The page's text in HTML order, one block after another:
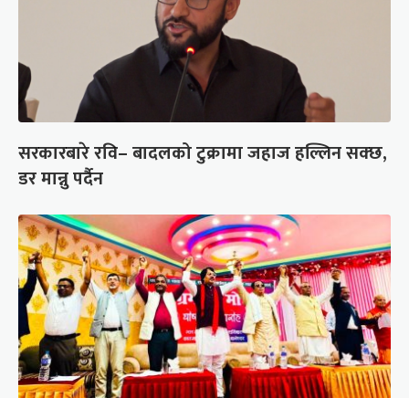
सरकारबारे रवि– बादलको टुक्रामा जहाज हल्लिन सक्छ,
डर मान्नु पर्दैन